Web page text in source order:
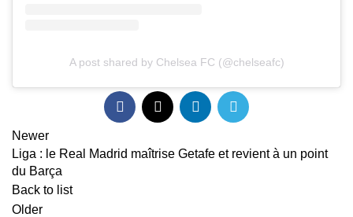
A post shared by Chelsea FC (@chelseafc)
Newer
Liga : le Real Madrid maîtrise Getafe et revient à un point
du Barça
Back to list
Older